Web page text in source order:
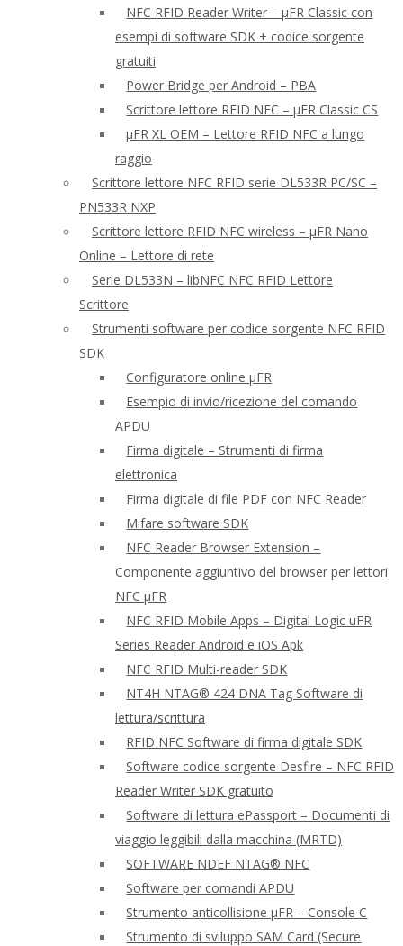
NFC RFID Reader Writer – μFR Classic con
esempi di software SDK + codice sorgente
gratuiti
Power Bridge per Android – PBA
Scrittore lettore RFID NFC – μFR Classic CS
μFR XL OEM – Lettore RFID NFC a lungo
raggio
Scrittore lettore NFC RFID serie DL533R PC/SC –
PN533R NXP
Scrittore lettore RFID NFC wireless – μFR Nano
Online – Lettore di rete
Serie DL533N – libNFC NFC RFID Lettore
Scrittore
Strumenti software per codice sorgente NFC RFID
SDK
Configuratore online μFR
Esempio di invio/ricezione del comando
APDU
Firma digitale – Strumenti di firma
elettronica
Firma digitale di file PDF con NFC Reader
Mifare software SDK
NFC Reader Browser Extension –
Componente aggiuntivo del browser per lettori
NFC μFR
NFC RFID Mobile Apps – Digital Logic uFR
Series Reader Android e iOS Apk
NFC RFID Multi-reader SDK
NT4H NTAG® 424 DNA Tag Software di
lettura/scrittura
RFID NFC Software di firma digitale SDK
Software codice sorgente Desfire – NFC RFID
Reader Writer SDK gratuito
Software di lettura ePassport – Documenti di
viaggio leggibili dalla macchina (MRTD)
SOFTWARE NDEF NTAG® NFC
Software per comandi APDU
Strumento anticollisione μFR – Console C
Strumento di sviluppo SAM Card (Secure